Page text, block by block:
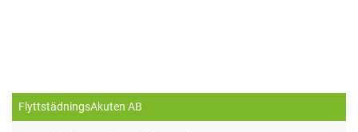
FlyttstädningsAkuten AB